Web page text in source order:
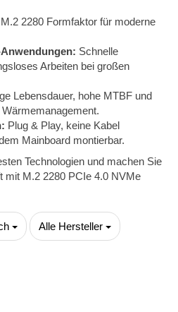
M.2 2280 Formfaktor für moderne
Schnelle
Arbeiten bei großen
Lebensdauer, hohe MTBF und
Plug & Play, keine Kabel
Mainboard montierbar.
Technologien und machen Sie
mit M.2 2280 PCIe 4.0 NVMe
Alle Hersteller
pro Seite